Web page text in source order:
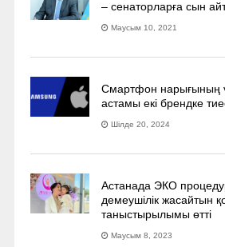
– сенаторларға сын
Маусым 10, 2021
Смартфон нарығының
астамы екі брендке
Шілде 20, 2024
Астанада ЭКО
демеушілік жасайтын
таныстырылымы өтті
Маусым 8, 2023